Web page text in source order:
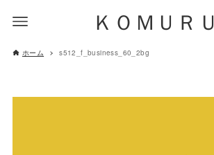
ＫＯＭＵＲＵ
ホーム s512_f_business_60_2bg